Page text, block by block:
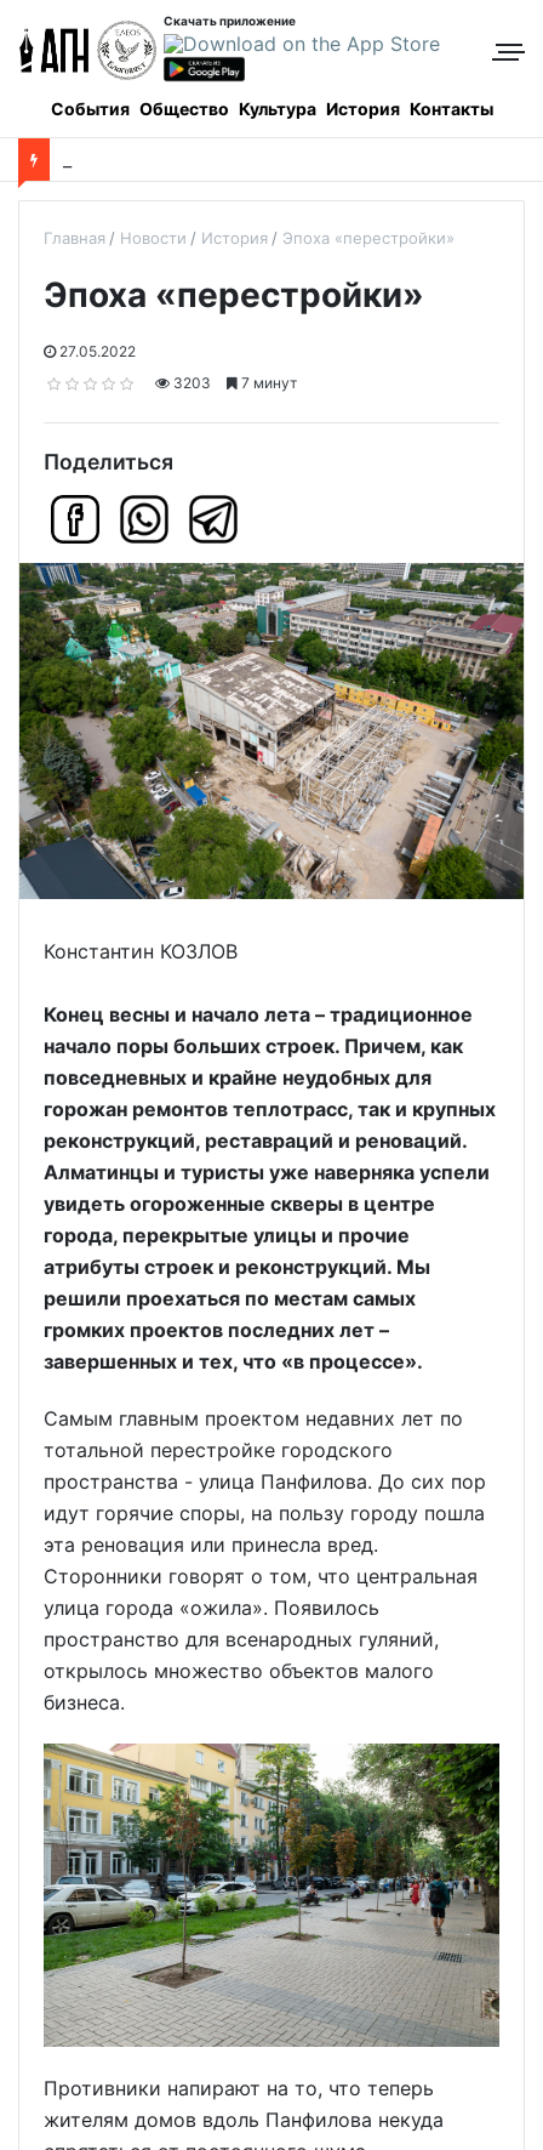
Скачать приложение
События Общество Культура История Контакты
Главная Новости История Эпоха «перестройки»
Эпоха «перестройки»
27.05.2022
3203
7 минут
Поделиться
Константин КОЗЛОВ
Конец весны и начало лета – традиционное
начало поры больших строек. Причем, как
повседневных и крайне неудобных для
горожан ремонтов теплотрасс, так и крупных
реконструкций, реставраций и реноваций.
Алматинцы и туристы уже наверняка успели
увидеть огороженные скверы в центре
города, перекрытые улицы и прочие
атрибуты строек и реконструкций. Мы
решили проехаться по местам самых
громких проектов последних лет –
завершенных и тех, что «в процессе».
Самым главным проектом недавних лет по
тотальной перестройке городского
пространства - улица Панфилова. До сих пор
идут горячие споры, на пользу городу пошла
эта реновация или принесла вред.
Сторонники говорят о том, что центральная
улица города «ожила». Появилось
пространство для всенародных гуляний,
открылось множество объектов малого
бизнеса.
Противники напирают на то, что теперь
жителям домов вдоль Панфилова некуда